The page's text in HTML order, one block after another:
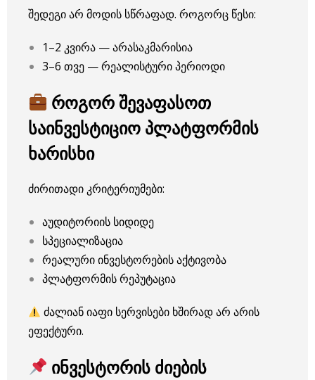
შედეგი არ მოდის სწრაფად. როგორც წესი:
1–2 კვირა — არასაკმარისია
3–6 თვე — რეალისტური პერიოდი
როგორ შევაფასოთ
საინვესტიციო პლატფორმის
ხარისხი
ძირითადი კრიტერიუმები:
აუდიტორიის სიდიდე
სპეციალიზაცია
რეალური ინვესტორების აქტივობა
პლატფორმის რეპუტაცია
ძალიან იაფი სერვისები ხშირად არ არის
ეფექტური.
ინვესტორის ძიების